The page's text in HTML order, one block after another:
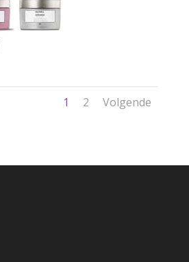
1 2 Volgende